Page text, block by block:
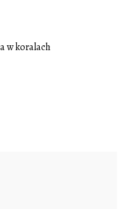
w koralach